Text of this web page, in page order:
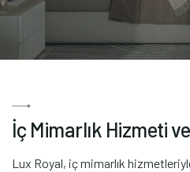
İçMimarlık Hizmetive
Lux Royal, iç mimarlık